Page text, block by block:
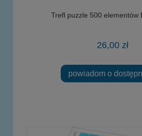
Trefl puzzle 500 elementów
26,00 zł
powiadom o